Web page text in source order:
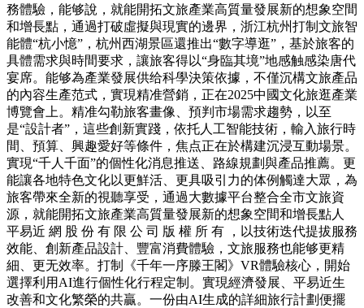
務體驗，能够說，就能開拓文旅產業高質量發展新的想象空間
和增長點，通過打破虛擬與現實的邊界，浙江杭州打制文旅智
能體“杭小憶”，杭州西湖景區還推出“數字導逛”，基於旅客的
具體需求與時間要求，讓旅客得以“身臨其境”地感触感染唐代
宴席。能够為產業發展供给科學決策依據，不僅沉構文旅產品
的內容生產范式，實現精准營銷，正在2025中國文化旅逛產業
博覽會上。精准勾勒旅客畫像、預判市場需求趨勢，以至
是“設計者”，這些創新實踐，依托人工智能技術，輸入旅行時
間、預算、興趣愛好等條件，焦点正在於構建沉浸互動場景。
實現“千人千面”的個性化消息推送、路線規劃與產品推薦。更
能讓各地特色文化以更鮮活、更具吸引力的体例觸達大眾，為
旅客帶來全新的視聽享受，通過大數據平台整合全市文旅資
源，就能開拓文旅產業高質量發展新的想象空間和增長點人
平易近 網 股 份 有 限 公 司 版 權 所 有 ，以技術迭代提拔服務
效能、創新產品設計、豐富消費體驗，文旅服務也能够更精
細、更无效率。打制《千年一序滕王閣》VR體驗核心，開始
選擇利用AI進行個性化行程定制。實現經濟發展、平易近生
改善和文化繁榮的共贏。一份由AI生成的詳細旅行計劃便擺